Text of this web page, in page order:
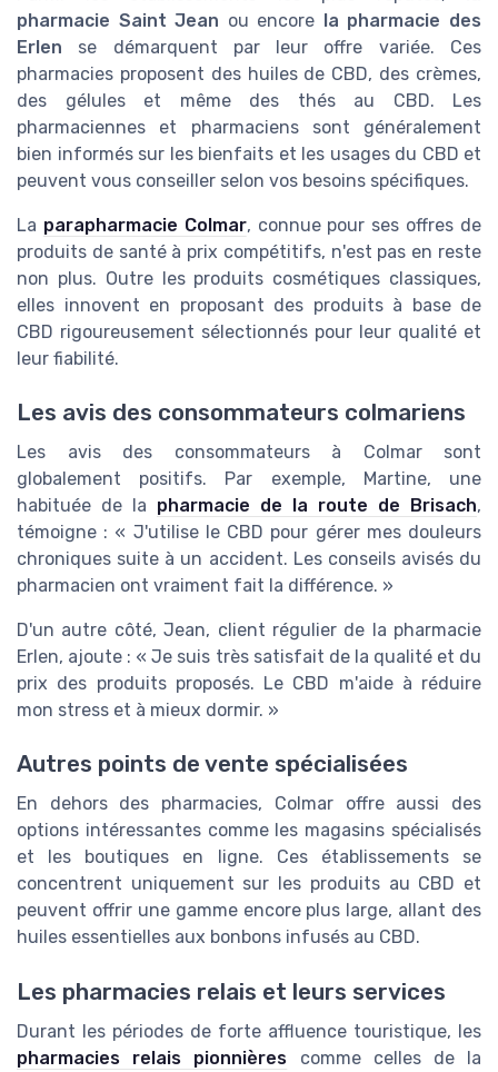
pharmacie Saint Jean ou encore la pharmacie des
Erlen se démarquent par leur offre variée. Ces
pharmacies proposent des huiles de CBD, des crèmes,
des gélules et même des thés au CBD. Les
pharmaciennes et pharmaciens sont généralement
bien informés sur les bienfaits et les usages du CBD et
peuvent vous conseiller selon vos besoins spécifiques.
La parapharmacie Colmar, connue pour ses offres de
produits de santé à prix compétitifs, n'est pas en reste
non plus. Outre les produits cosmétiques classiques,
elles innovent en proposant des produits à base de
CBD rigoureusement sélectionnés pour leur qualité et
leur fiabilité.
Les avis des consommateurs colmariens
Les avis des consommateurs à Colmar sont
globalement positifs. Par exemple, Martine, une
habituée de la pharmacie de la route de Brisach,
témoigne : « J'utilise le CBD pour gérer mes douleurs
chroniques suite à un accident. Les conseils avisés du
pharmacien ont vraiment fait la différence. »
D'un autre côté, Jean, client régulier de la pharmacie
Erlen, ajoute : « Je suis très satisfait de la qualité et du
prix des produits proposés. Le CBD m'aide à réduire
mon stress et à mieux dormir. »
Autres points de vente spécialisées
En dehors des pharmacies, Colmar offre aussi des
options intéressantes comme les magasins spécialisés
et les boutiques en ligne. Ces établissements se
concentrent uniquement sur les produits au CBD et
peuvent offrir une gamme encore plus large, allant des
huiles essentielles aux bonbons infusés au CBD.
Les pharmacies relais et leurs services
Durant les périodes de forte affluence touristique, les
pharmacies relais pionnières comme celles de la